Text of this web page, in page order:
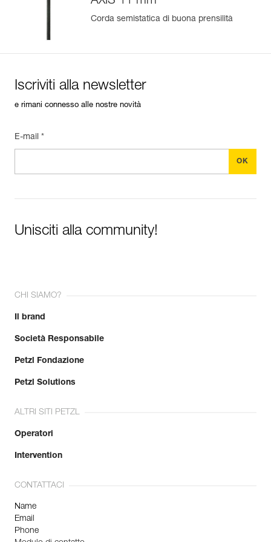
Corda semistatica di buona prensilità
Iscriviti alla newsletter
e rimani connesso alle nostre novità
E-mail *
Unisciti alla community!
CHI SIAMO?
Il brand
Società Responsabile
Petzl Fondazione
Petzl Solutions
ALTRI SITI PETZL
Operatori
Intervention
CONTATTACI
Name
Email
Phone